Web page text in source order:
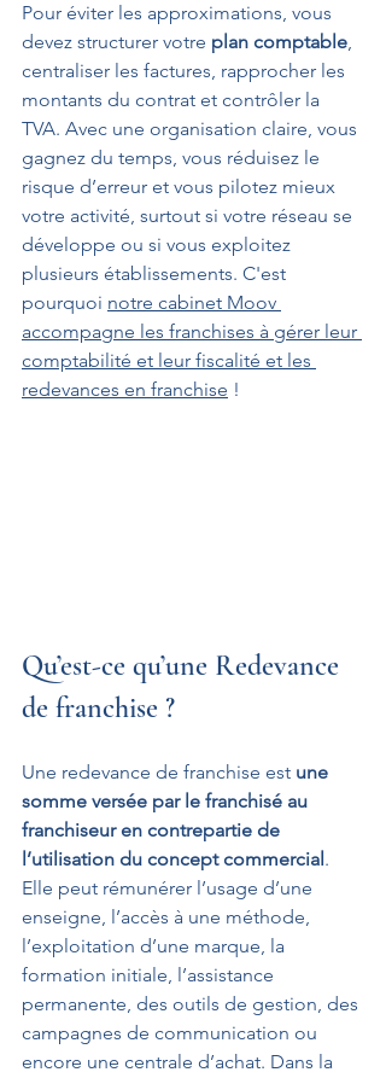
Pour éviter les approximations, vous
devez structurer votre plan comptable,
centraliser les factures, rapprocher les
montants du contrat et contrôler la
TVA. Avec une organisation claire, vous
gagnez du temps, vous réduisez le
risque d’erreur et vous pilotez mieux
votre activité, surtout si votre réseau se
développe ou si vous exploitez
plusieurs établissements. C'est
pourquoi notre cabinet Moov
accompagne les franchises à gérer leur
comptabilité et leur fiscalité et les
redevances en franchise !
Qu’est-ce qu’une Redevance
de franchise ?
Une redevance de franchise est une
somme versée par le franchisé au
franchiseur en contrepartie de
l’utilisation du concept commercial .
Elle peut rémunérer l’usage d’une
enseigne, l’accès à une méthode,
l’exploitation d’une marque, la
formation initiale, l’assistance
permanente, des outils de gestion, des
campagnes de communication ou
encore une centrale d’achat. Dans la